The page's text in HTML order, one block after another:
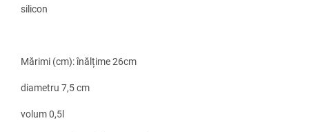
silicon
Mărimi (cm): înălțime 26cm
diametru 7,5 cm
volum 0,5l